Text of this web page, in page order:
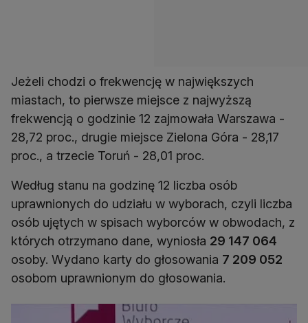
Jeżeli chodzi o frekwencję w największych
miastach, to pierwsze miejsce z najwyższą
frekwencją o godzinie 12 zajmowała Warszawa -
28,72 proc., drugie miejsce Zielona Góra - 28,17
proc., a trzecie Toruń - 28,01 proc.
Według stanu na godzinę 12 liczba osób
uprawnionych do udziału w wyborach, czyli liczba
osób ujętych w spisach wyborców w obwodach, z
których otrzymano dane, wyniosła 29 147 064
osoby. Wydano karty do głosowania 7 209 052
osobom uprawnionym do głosowania.